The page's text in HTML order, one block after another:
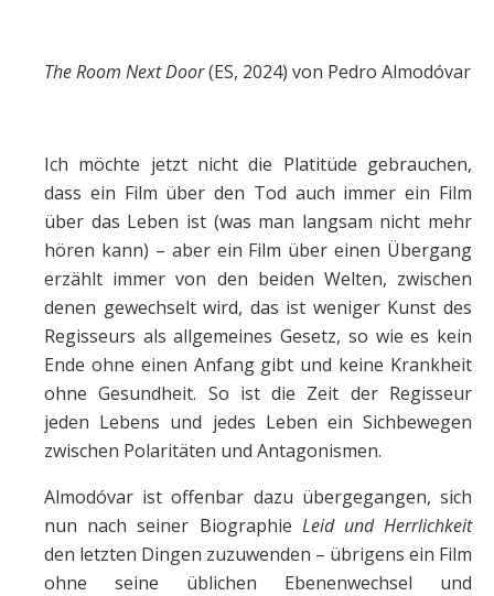
The Room Next Door(ES, 2024) von Pedro Almodóvar
Ich möchte jetzt nicht die Platitüde gebrauchen,
dass ein Film über den Tod auch immer ein Film
über das Leben ist (was man langsam nicht mehr
hören kann) – aber ein Film über einen Übergang
erzählt immer von den beiden Welten, zwischen
denen gewechselt wird, das ist weniger Kunst des
Regisseurs als allgemeines Gesetz, so wie es kein
Ende ohne einen Anfang gibt und keine Krankheit
ohne Gesundheit. So ist die Zeit der Regisseur
jeden Lebens und jedes Leben ein Sichbewegen
zwischen Polaritäten und Antagonismen.
Almodóvar ist offenbar dazu übergegangen, sich
nun nach seiner Biographie Leid und Herrlichkeit
den letzten Dingen zuzuwenden – übrigens ein Film
ohne seine üblichen Ebenenwechsel und